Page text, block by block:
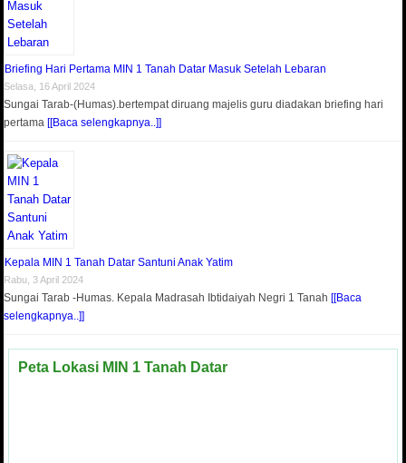
Briefing Hari Pertama MIN 1 Tanah Datar Masuk Setelah Lebaran
Selasa, 16 April 2024
Sungai Tarab-(Humas).bertempat diruang majelis guru diadakan briefing hari
pertama[[Baca selengkapnya..]]
Kepala MIN 1 Tanah Datar Santuni Anak Yatim
Rabu, 3 April 2024
Sungai Tarab -Humas. Kepala Madrasah Ibtidaiyah Negri 1 Tanah[[Baca
selengkapnya..]]
Peta Lokasi MIN 1 Tanah Datar